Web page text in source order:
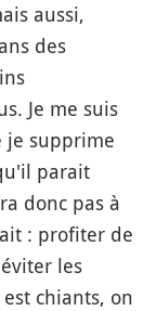
aussi,
des
Je me suis
supprime
parait
donc pas à
: profiter de
les
chiants, on